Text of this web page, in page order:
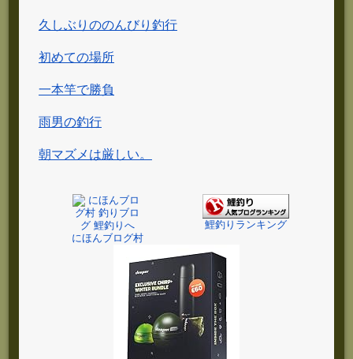
久しぶりののんびり釣行
初めての場所
一本竿で勝負
雨男の釣行
朝マズメは厳しい。
にほんブログ村
鯉釣りランキング